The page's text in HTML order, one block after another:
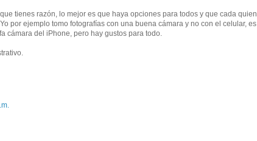
tienes razón, lo mejor es que haya opciones para todos y que cada quien
por ejemplo tomo fotografías con una buena cámara y no con el celular, es
cámara del iPhone, pero hay gustos para todo.